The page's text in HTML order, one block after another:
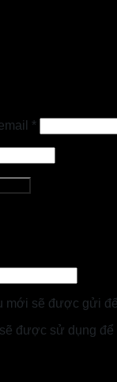
*
mới sẽ được gửi
được sử dụng